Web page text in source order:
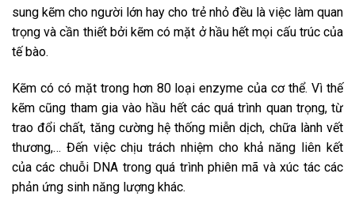
sung kẽm cho người lớn hay cho trẻ nhỏ đều là việc làm quan
trọng và cần thiết bởi kẽm có mặt ở hầu hết mọi cấu trúc của
tế bào.
Kẽm có có mặt trong hơn 80 loại enzyme của cơ thể. Vì thế
kẽm cũng tham gia vào hầu hết các quá trình quan trọng, từ
trao đổi chất, tăng cường hệ thống miễn dịch, chữa lành vết
thương,… Đến việc chịu trách nhiệm cho khả năng liên kết
của các chuỗi DNA trong quá trình phiên mã và xúc tác các
phản ứng sinh năng lượng khác.